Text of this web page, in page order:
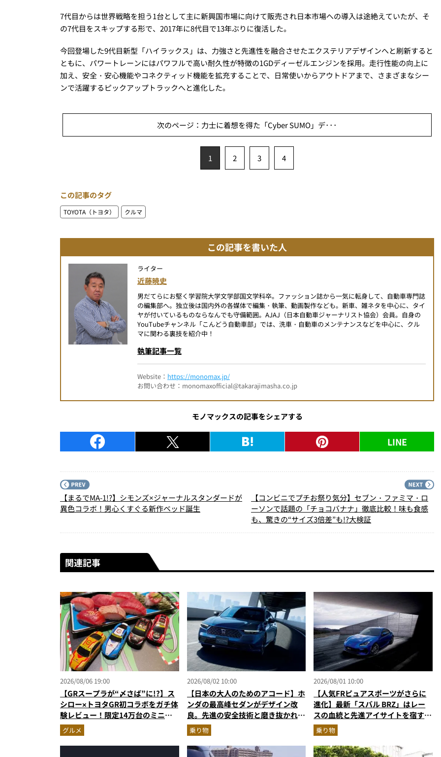
7代目からは世界戦略を担う1台として主に新興国市場に向けて販売され日本市場への導入は途絶えていたが、そ
の7代目をスキップする形で、2017年に8代目で13年ぶりに復活した。
今回登場した9代目新型「ハイラックス」は、力強さと先進性を融合させたエクステリアデザインへと刷新すると
ともに、パワートレーンにはパワフルで高い耐久性が特徴の1GDディーゼルエンジンを採用。走行性能の向上に
加え、安全・安心機能やコネクティッド機能を拡充することで、日常使いからアウトドアまで、さまざまなシー
ンで活躍するピックアップトラックへと進化した。
次のページ：力士に着想を得た「Cyber SUMO」デ･･･
1 2 3 4
この記事のタグ
TOYOTA（トヨタ） クルマ
この記事を書いた人
ライター
近藤暁史
男だてらにお堅く学習院大学文学部国文学科卒。ファッション誌から一気に転身して、自動車専門誌
の編集部へ。独立後は国内外の各媒体で編集・執筆、動画製作なども。新車、雑ネタを中心に、タイ
ヤが付いているものならなんでも守備範囲。AJAJ（日本自動車ジャーナリスト協会）会員。自身の
YouTubeチャンネル「こんどう自動車部」では、洗車・自動車のメンテナンスなどを中心に、クル
マに関わる裏技を紹介中！
執筆記事一覧
Website： https://monomax.jp/
お問い合わせ：monomaxofficial@takarajimasha.co.jp
モノマックスの記事をシェアする
LINE
【まるでMA-1!?】シモンズ×ジャーナルスタンダードが
異色コラボ！男心くすぐる新作ベッド誕生
【コンビニでプチお祭り気分】セブン・ファミマ・ロ
ーソンで話題の「チョコバナナ」徹底比較！味も食感
も、驚きの“サイズ3倍差”も!?大検証
関連記事
2026/08/06 19:00
【GRスープラが“〆さば”に!?】ス
シロー×トヨタGR初コラボをガチ体
験レビュー！限定14万台のミニカ
ー＆体験型演出に大人も子供も大興
奮間違いなし
グルメ
2026/08/02 10:00
【日本の大人のためのアコード】ホ
ンダの最高峰セダンがデザイン改
良。先進の安全技術と磨き抜かれた
美しさでさらに上質に
乗り物
2026/08/01 10:00
【人気FRピュアスポーツがさらに
進化】最新「スバル BRZ」はレー
スの血統と先進アイサイトを宿す傑
作へ
乗り物